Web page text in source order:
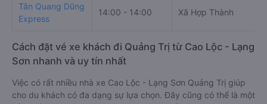
Tân Quang Dũng
Express
14:00 - 14:00 Xã Hợp Thành
Cách đặt vé xe khách đi Quảng Trị từ Cao Lộc - Lạng
Sơn nhanh và uy tín nhất
Việc có rất nhiều nhà xe Cao Lộc - Lạng Sơn Quảng Trị giúp
cho du khách có đa dạng sự lựa chọn. Đây cũng có thể là một